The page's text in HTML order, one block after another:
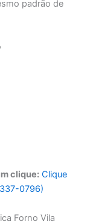
padrão de
clique: Clique
0796)
Forno Vila